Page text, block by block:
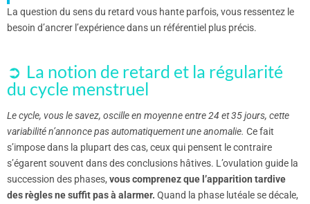
La question du sens du retard vous hante parfois, vous ressentez le
besoin d’ancrer l’expérience dans un référentiel plus précis.
La notion de retard et la régularité
du cycle menstruel
Le cycle, vous le savez, oscille en moyenne entre 24 et 35 jours, cette
variabilité n’annonce pas automatiquement une anomalie. Ce fait
s’impose dans la plupart des cas, ceux qui pensent le contraire
s’égarent souvent dans des conclusions hâtives. L’ovulation guide la
succession des phases, vous comprenez que l’apparition tardive
des règles ne suffit pas à alarmer. Quand la phase lutéale se décale,